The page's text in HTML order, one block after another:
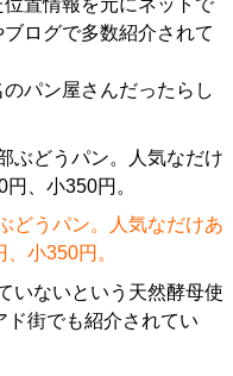
置情報を元にネットで
ログで多数紹介されて
パン屋さんだったらし
どうパン。人気なだけあ
小350円。